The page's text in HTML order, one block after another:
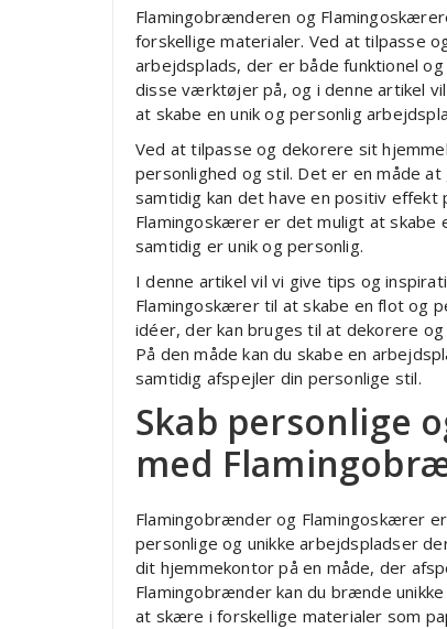
Flamingobrænderen og
forskellige materialer. Ved at tilpasse
arbejdsplads, der er både funktionel
disse værktøjer på, og i denne artikel
at skabe en unik og personlig
Ved at tilpasse og dekorere sit
personlighed og stil. Det er en måde
samtidig kan det have en positiv
Flamingoskærer er det muligt at skabe
samtidig er unik og personlig.
I denne artikel vil vi give tips og
Flamingoskærer til at skabe en flot og
idéer, der kan bruges til at dekorere
På den måde kan du skabe en
samtidig afspejler din personlige stil.
Skab personlige
med
Flamingobrænder og Flamingoskærer
personlige og unikke arbejdspladser
dit hjemmekontor på en måde, der
Flamingobrænder kan du brænde
at skære i forskellige materialer som